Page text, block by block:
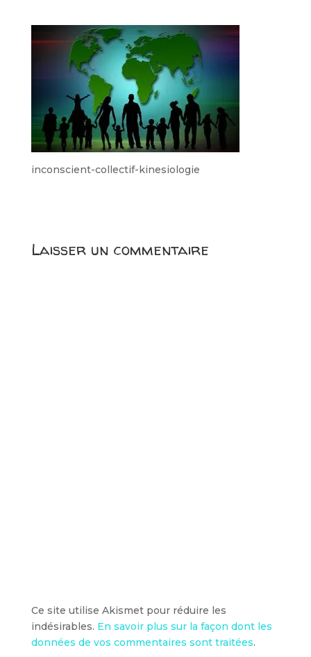
inconscient-collectif-kinesiologie
Laisser un commentaire
Ce site utilise Akismet pour réduire les
indésirables. En savoir plus sur la façon dont les
données de vos commentaires sont traitées.